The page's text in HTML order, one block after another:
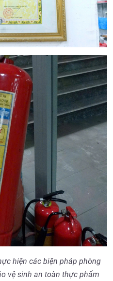
hiện các biện pháp phòng
vệ sinh an toàn thực phẩm